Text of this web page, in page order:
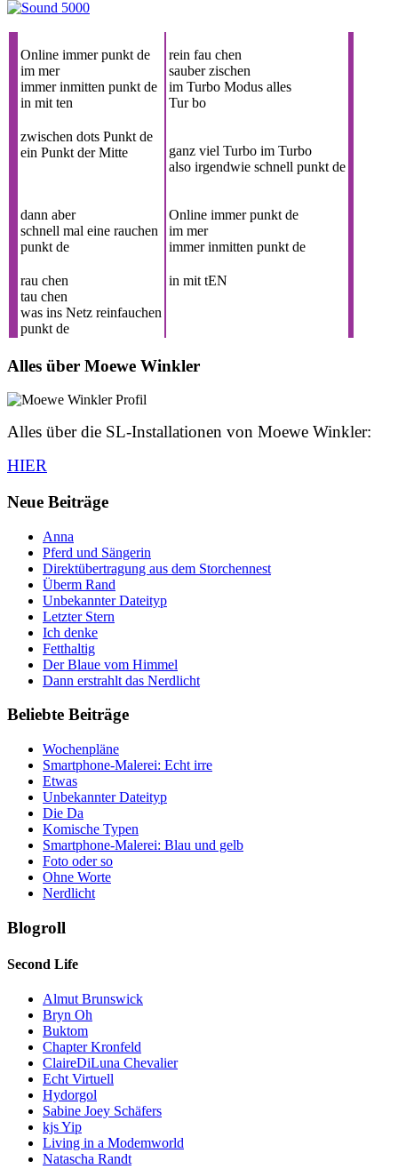
Online immer punkt de
im mer
immer inmitten punkt de
in mit ten
rein fau chen
sauber zischen
im Turbo Modus alles
Tur bo
zwischen dots Punkt de
ein Punkt der Mitte
ganz viel Turbo im Turbo
also irgendwie schnell punkt de
dann aber
schnell mal eine rauchen
punkt de
Online immer punkt de
im mer
immer inmitten punkt de
rau chen
tau chen
was ins Netz reinfauchen
punkt de
in mit tEN
Alles über Moewe Winkler
Alles über die SL-Installationen von Moewe Winkler:
HIER
Neue Beiträge
Anna
Pferd und Sängerin
Direktübertragung aus dem Storchennest
Überm Rand
Unbekannter Dateityp
Letzter Stern
Ich denke
Fetthaltig
Der Blaue vom Himmel
Dann erstrahlt das Nerdlicht
Beliebte Beiträge
Wochenpläne
Smartphone-Malerei: Echt irre
Etwas
Unbekannter Dateityp
Die Da
Komische Typen
Smartphone-Malerei: Blau und gelb
Foto oder so
Ohne Worte
Nerdlicht
Blogroll
Second Life
Almut Brunswick
Bryn Oh
Buktom
Chapter Kronfeld
ClaireDiLuna Chevalier
Echt Virtuell
Hydorgol
Sabine Joey Schäfers
kjs Yip
Living in a Modemworld
Natascha Randt